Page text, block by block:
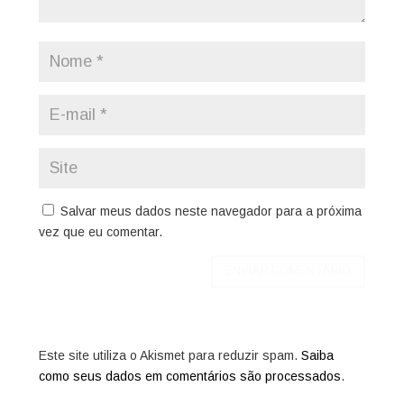
Salvar meus dados neste navegador para a próxima
vez que eu comentar.
Este site utiliza o Akismet para reduzir spam. Saiba
como seus dados em comentários são processados.